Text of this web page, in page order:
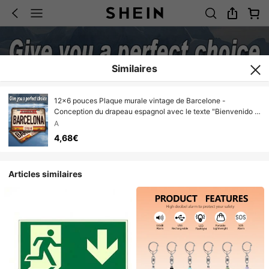
Similaires
12x6 pouces Plaque murale vintage de Barcelone -
Conception du drapeau espagnol avec le texte "Bienvenido A
Barcelona", panneau métallique rustique, décoration de
maison/garage/café/bar, sans alimentation électrique,
décoration murale métallique facile à accrocher, décoration
A
4,68€
Articles similaires